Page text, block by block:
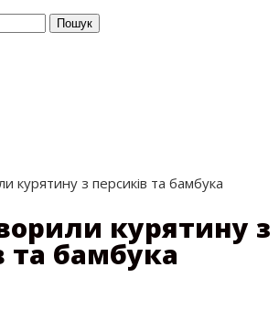
курятину з персиків та бамбука
курятину з
та бамбука